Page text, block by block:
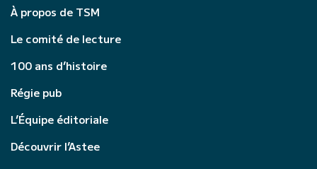
À propos de TSM
Le comité de lecture
100 ans d’histoire
Régie pub
L’Équipe éditoriale
Découvrir l’Astee